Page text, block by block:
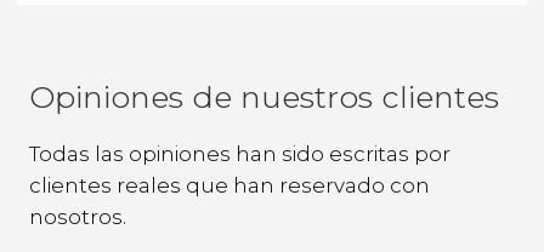
Opiniones de nuestros clientes
Todas las opiniones han sido escritas por
clientes reales que han reservado con
nosotros.